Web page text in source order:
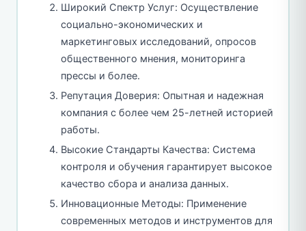
Широкий Спектр Услуг: Осуществление
социально-экономических и
маркетинговых исследований, опросов
общественного мнения, мониторинга
прессы и более.
Репутация Доверия: Опытная и надежная
компания с более чем 25-летней историей
работы.
Высокие Стандарты Качества: Система
контроля и обучения гарантирует высокое
качество сбора и анализа данных.
Инновационные Методы: Применение
современных методов и инструментов для